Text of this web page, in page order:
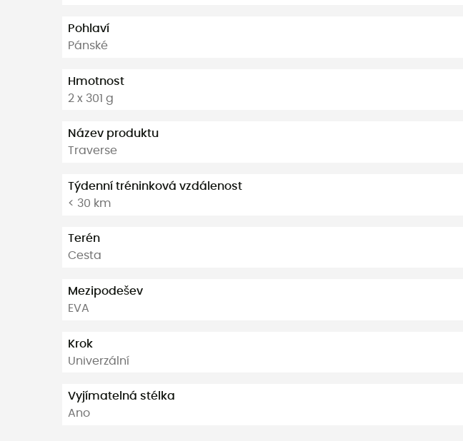
Pohlaví
Pánské
Hmotnost
2 x 301 g
Název produktu
Traverse
Týdenní tréninková vzdálenost
< 30 km
Terén
Cesta
Mezipodešev
EVA
Krok
Univerzální
Vyjímatelná stélka
Ano